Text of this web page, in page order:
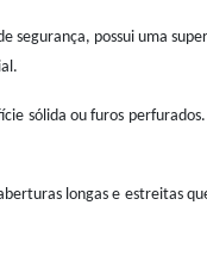
segurança, possui uma
sólida ou furos
longas e estreitas